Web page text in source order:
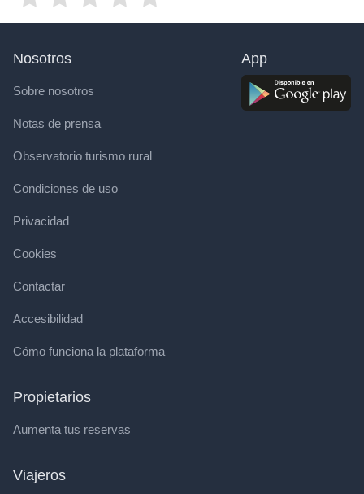
Nosotros
Sobre nosotros
Notas de prensa
Observatorio turismo rural
Condiciones de uso
Privacidad
Cookies
Contactar
Accesibilidad
Cómo funciona la plataforma
Propietarios
Aumenta tus reservas
Viajeros
App